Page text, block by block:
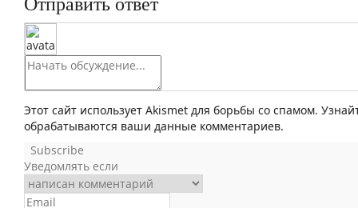
Этот сайт использует Akismet для борьбы со спамом.
обрабатываются ваши данные комментариев.
Subscribe
Уведомлять если